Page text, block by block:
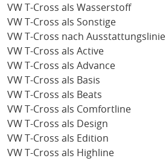
VW T-Cross als Wasserstoff
VW T-Cross als Sonstige
VW T-Cross nach Ausstattungslinie
VW T-Cross als Active
VW T-Cross als Advance
VW T-Cross als Basis
VW T-Cross als Beats
VW T-Cross als Comfortline
VW T-Cross als Design
VW T-Cross als Edition
VW T-Cross als Highline